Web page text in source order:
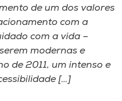
de um dos valores
com a
com a vida –
modernas e
de 2011, um intenso e
[…]